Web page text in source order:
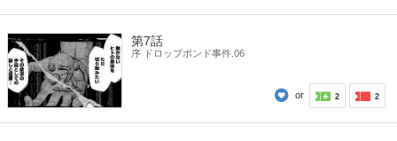
第7話
序 ドロップポンド事件.06
or 2 2